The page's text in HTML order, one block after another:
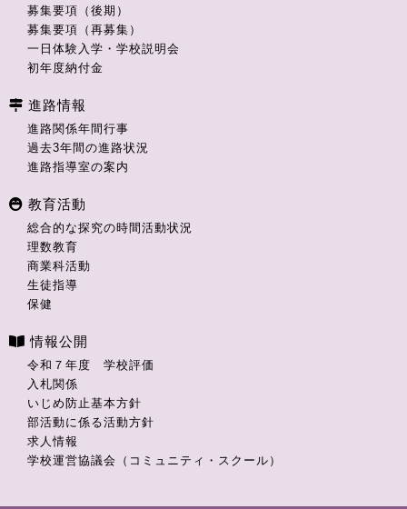
募集要項（後期）
募集要項（再募集）
一日体験入学・学校説明会
初年度納付金
進路情報
進路関係年間行事
過去3年間の進路状況
進路指導室の案内
教育活動
総合的な探究の時間活動状況
理数教育
商業科活動
生徒指導
保健
情報公開
令和７年度 学校評価
入札関係
いじめ防止基本方針
部活動に係る活動方針
求人情報
学校運営協議会（コミュニティ・スクール）